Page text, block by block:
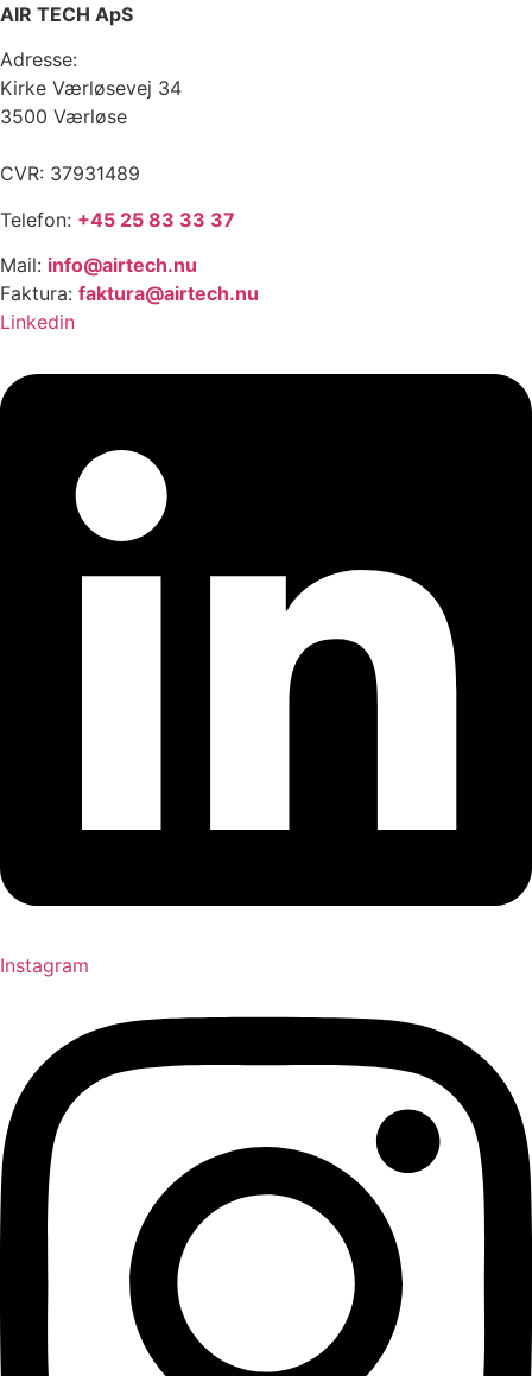
AIR TECH ApS
Adresse:
Kirke Værløsevej 34
3500 Værløse
CVR: 37931489
Telefon: +45 25 83 33 37
Mail: info@airtech.nu
Faktura: faktura@airtech.nu
Linkedin
Instagram